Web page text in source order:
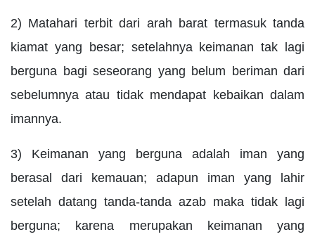
2) Matahari terbit dari arah barat termasuk tanda
kiamat yang besar; setelahnya keimanan tak lagi
berguna bagi seseorang yang belum beriman dari
sebelumnya atau tidak mendapat kebaikan dalam
imannya.
3) Keimanan yang berguna adalah iman yang
berasal dari kemauan; adapun iman yang lahir
setelah datang tanda-tanda azab maka tidak lagi
berguna; karena merupakan keimanan yang